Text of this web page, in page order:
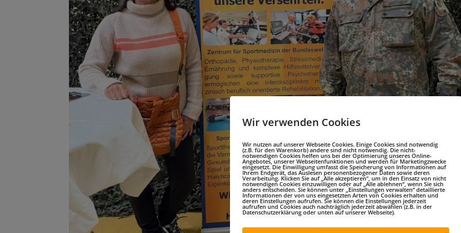
Wir verwenden Cookies
Wir nutzen auf unserer Webseite Cookies. Einige Cookies sind notwendig
(z.B. für den Warenkorb) andere sind nicht notwendig. Die nicht-
notwendigen Cookies helfen uns bei der Optimierung unseres Online-
Angebotes, unserer Webseitenfunktionen und werden für Marketingzwecke
eingesetzt. Die Einwilligung umfasst die Speicherung von Informationen auf
Ihrem Endgerät, das Auslesen personenbezogener Daten sowie deren
Verarbeitung. Klicken Sie auf „Alle akzeptieren“, um in den Einsatz von nicht
notwendigen Cookies einzuwilligen oder auf „Alle ablehnen“, wenn Sie sich
anders entscheiden. Sie können unter „Einstellungen verwalten“ detaillierte
Informationen der von uns eingesetzten Arten von Cookies erhalten und
deren Einstellungen aufrufen. Sie können die Einstellungen jederzeit
aufrufen und Cookies auch nachträglich jederzeit abwählen (z.B. in der
Datenschutzerklärung oder unten auf unserer Webseite).